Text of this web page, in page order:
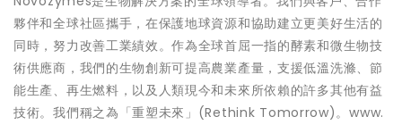
夥伴和全球社區攜手，在保護地球資源和協助建立更美好生活的
同時，努力改善工業績效。作為全球首屈一指的酵素和微生物技
術供應商，我們的生物創新可提高農業產量，支援低溫洗滌、節
能生產、再生燃料，以及人類現今和未來所依賴的許多其他有益
技術。我們稱之為「重塑未來」(Rethink Tomorrow)。www.